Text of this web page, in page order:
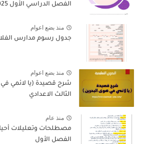
الفصل الدراسي الأول 2025–2026
منذ بضع اعوام
جدول رسوم مدارس
منذ بضع اعوام
شرح قصيدة (يا لائمي
الثالث الاعدادي
منذ عام
الفصل الأول